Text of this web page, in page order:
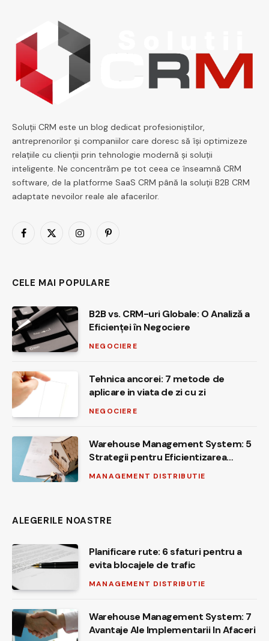
Soluții CRM este un blog dedicat profesioniștilor,
antreprenorilor și companiilor care doresc să își optimizeze
relațiile cu clienții prin tehnologie modernă și soluții
inteligente. Ne concentrăm pe tot ceea ce înseamnă CRM
software, de la platforme SaaS CRM până la soluții B2B CRM
adaptate nevoilor reale ale afacerilor.
Facebook
X
InstagramPinterest
CELE MAI POPULARE
B2B vs. CRM-uri Globale: O Analiză a
Eficienței în Negociere
NEGOCIERE
Tehnica ancorei: 7 metode de
aplicare in viata de zi cu zi
NEGOCIERE
Warehouse Management System: 5
Strategii pentru Eficientizarea
Operatiunilor
MANAGEMENT DISTRIBUTIE
ALEGERILE NOASTRE
Planificare rute: 6 sfaturi pentru a
evita blocajele de trafic
MANAGEMENT DISTRIBUTIE
Warehouse Management System: 7
Avantaje Ale Implementarii In Afaceri